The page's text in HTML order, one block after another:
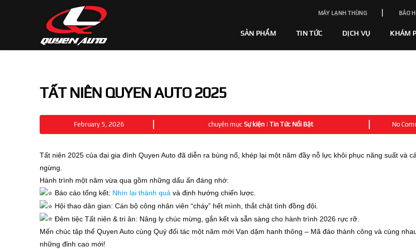
MÁY LẠNH THÙNG BẢO
SẢN PHẨM TIN TỨC DỊCH VỤ KHÁM
TẤT NIÊN QUYEN AUTO 2025
February 5, 2026 chuyên mục Sự kiện| Tin Tức Nổi Bật No
Tất niên 2025 của đại gia đình Quyen Auto đã diễn ra bùng nổ, khép lại một năm đầy nỗ lực khôi phục năng suất và
ngừng.
Hành trình một năm vừa qua gồm những dấu ấn đáng nhớ:
Báo cáo tổng kết: Nhìn lại thành quả và định hướng chiến lược.
Hội thao dân gian: Cán bộ công nhân viên “cháy” hết mình, thắt chặt tình đồng đội.
Đêm tiệc Tất niên & tri ân: Nâng ly chúc mừng, gắn kết và sẵn sàng cho hành trình 2026 rực rỡ.
Mến chúc tập thể Quyen Auto cùng Quý đối tác một năm mới Vạn dặm hanh thông – Mã đáo thành công và cùng
những đỉnh cao mới!